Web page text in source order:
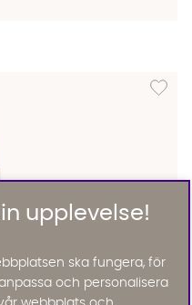
Lägg
upplevelse!
ska fungera, för
och personalisera